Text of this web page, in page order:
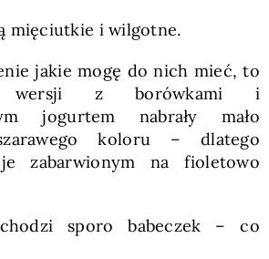
mięciutkie i wilgotne.
jakie mogę do nich mieć, to
wersji z borówkami i
jogurtem nabrały mało
koloru – dlatego
je zabarwionym na fioletowo
sporo babeczek – co